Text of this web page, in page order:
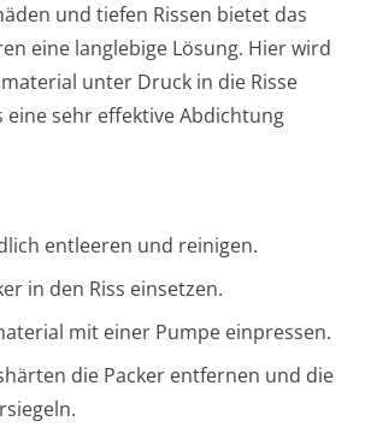
und tiefen Rissen bietet das
eine langlebige Lösung. Hier wird
unter Druck in die Risse
eine sehr effektive Abdichtung
entleeren und reinigen.
in den Riss einsetzen.
mit einer Pumpe einpressen.
die Packer entfernen und die